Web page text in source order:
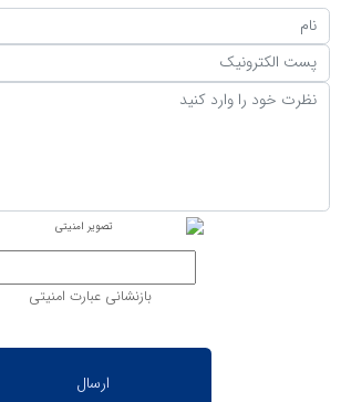
بازنشانی عبارت امنیتی